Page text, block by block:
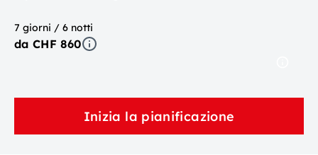
7 giorni / 6 notti
da CHF 860
Inizia la pianificazione